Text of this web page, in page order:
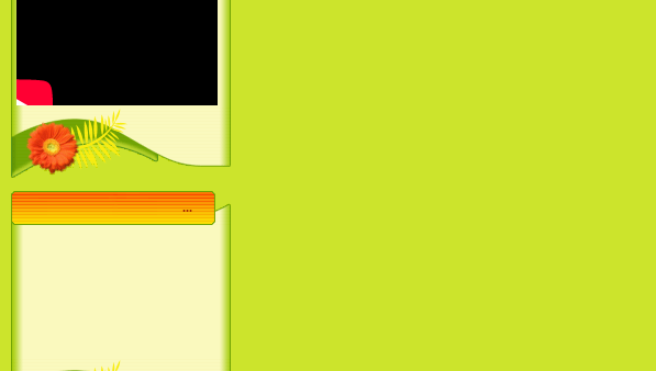
...